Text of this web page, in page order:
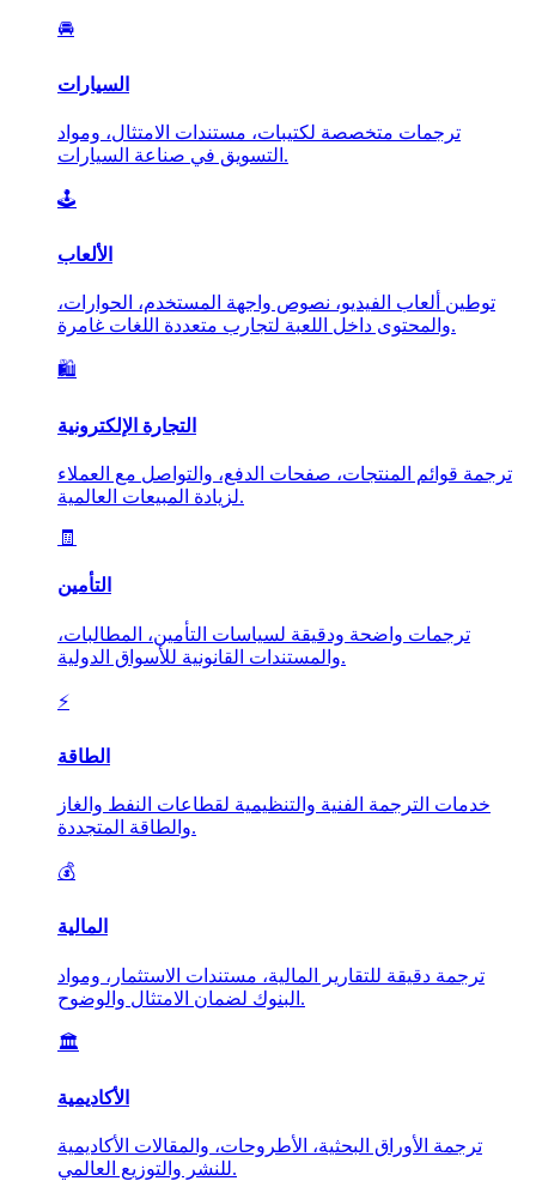
🚘
السيارات
ترجمات متخصصة لكتيبات، مستندات الامتثال، ومواد
التسويق في صناعة السيارات.
🕹️
الألعاب
توطين ألعاب الفيديو، نصوص واجهة المستخدم، الحوارات،
والمحتوى داخل اللعبة لتجارب متعددة اللغات غامرة.
🛍️
التجارة الإلكترونية
ترجمة قوائم المنتجات، صفحات الدفع، والتواصل مع العملاء
لزيادة المبيعات العالمية.
🧾
التأمين
ترجمات واضحة ودقيقة لسياسات التأمين، المطالبات،
والمستندات القانونية للأسواق الدولية.
⚡
الطاقة
خدمات الترجمة الفنية والتنظيمية لقطاعات النفط والغاز
والطاقة المتجددة.
💰
المالية
ترجمة دقيقة للتقارير المالية، مستندات الاستثمار، ومواد
البنوك لضمان الامتثال والوضوح.
🏛️
الأكاديمية
ترجمة الأوراق البحثية، الأطروحات، والمقالات الأكاديمية
للنشر والتوزيع العالمي.